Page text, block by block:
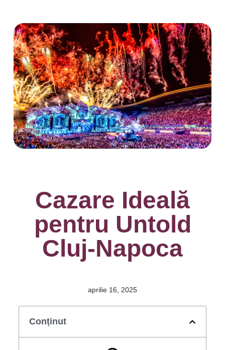
Cazare Ideală
pentru Untold
Cluj-Napoca
aprilie 16, 2025
Conținut